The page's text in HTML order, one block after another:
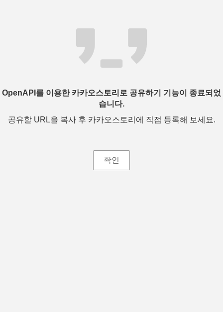
OpenAPI를 이용한 카카오스토리로 공유하기 기능이 종료되었
습니다.
공유할 URL을 복사 후 카카오스토리에 직접 등록해 보세요.
확인